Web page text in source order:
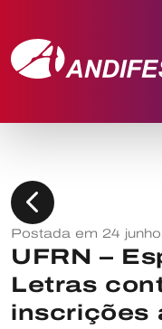
chevron_left
Postada em 24
UFRN –
Letras
inscrições